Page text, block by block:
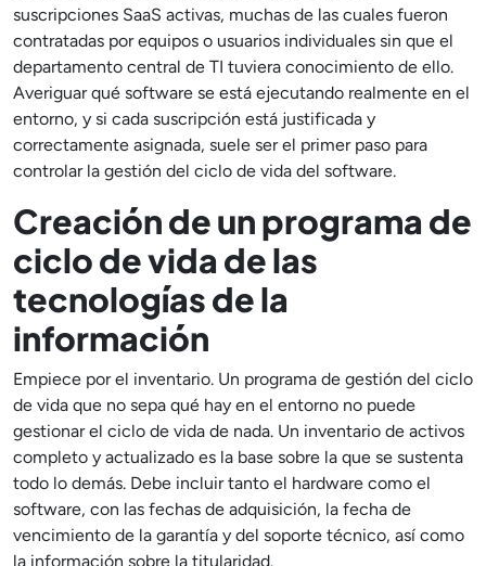
suscripciones SaaS activas, muchas de las cuales fueron
contratadas por equipos o usuarios individuales sin que el
departamento central de TI tuviera conocimiento de ello.
Averiguar qué software se está ejecutando realmente en el
entorno, y si cada suscripción está justificada y
correctamente asignada, suele ser el primer paso para
controlar la gestión del ciclo de vida del software.
Creación de un programa de
ciclo de vida de las
tecnologías de la
información
Empiece por el inventario. Un programa de gestión del ciclo
de vida que no sepa qué hay en el entorno no puede
gestionar el ciclo de vida de nada. Un inventario de activos
completo y actualizado es la base sobre la que se sustenta
todo lo demás. Debe incluir tanto el hardware como el
software, con las fechas de adquisición, la fecha de
vencimiento de la garantía y del soporte técnico, así como
la información sobre la titularidad.